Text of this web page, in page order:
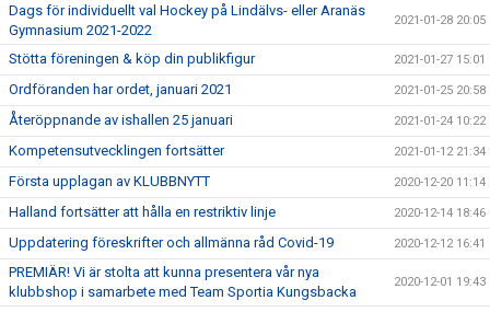
Dags för individuellt val Hockey på Lindälvs- eller Aranäs
Gymnasium 2021-2022
2021-01-28 20:05
Stötta föreningen & köp din publikfigur 2021-01-27 15:01
Ordföranden har ordet, januari 2021 2021-01-25 20:58
Återöppnande av ishallen 25 januari 2021-01-24 10:22
Kompetensutvecklingen fortsätter 2021-01-12 21:34
Första upplagan av KLUBBNYTT 2020-12-20 11:14
Halland fortsätter att hålla en restriktiv linje 2020-12-14 18:46
Uppdatering föreskrifter och allmänna råd Covid-19 2020-12-12 16:41
PREMIÄR! Vi är stolta att kunna presentera vår nya
klubbshop i samarbete med Team Sportia Kungsbacka
2020-12-01 19:43